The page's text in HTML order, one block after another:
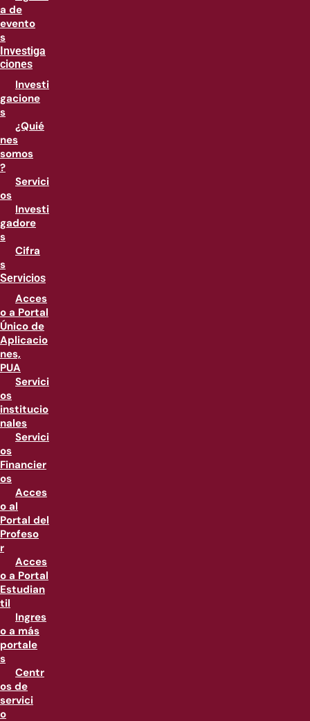
a de
evento
s
Investiga
ciones
Investi
gacione
s
¿Quié
nes
somos
?
Servici
os
Investi
gadore
s
Cifra
s
Servicios
Acces
o a Portal
Único de
Aplicacio
nes,
PUA
Servici
os
institucio
nales
Servici
os
Financier
os
Acces
o al
Portal del
Profeso
r
Acces
o a Portal
Estudian
til
Ingres
o a más
portale
s
Centr
os de
servici
o